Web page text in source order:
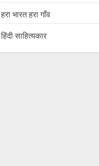
हरा भारत हरा गाँव
हिंदी साहित्यकार